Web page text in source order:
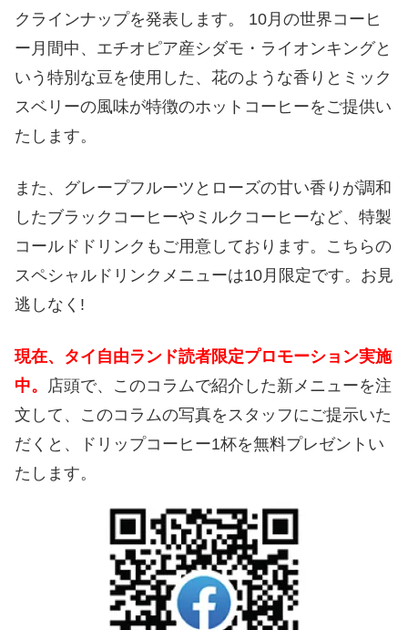
クラインナップを発表します。 10月の世界コーヒ
ー月間中、エチオピア産シダモ・ライオンキングと
いう特別な豆を使用した、花のような香りとミック
スベリーの風味が特徴のホットコーヒーをご提供い
たします。
また、グレープフルーツとローズの甘い香りが調和
したブラックコーヒーやミルクコーヒーなど、特製
コールドドリンクもご用意しております。こちらの
スペシャルドリンクメニューは10月限定です。お見
逃しなく!
現在、タイ自由ランド読者限定プロモーション実施
中。 店頭で、このコラムで紹介した新メニューを注
文して、このコラムの写真をスタッフにご提示いた
だくと、ドリップコーヒー1杯を無料プレゼントい
たします。